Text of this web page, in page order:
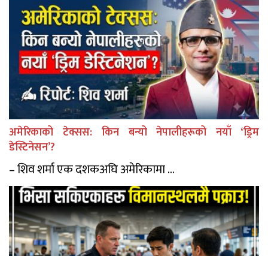
अमेरिकाको टेक्सस: किन बन्यो नेपालीहरूको नयाँ ‘ड्रिम
डेस्टिनेसन’?
– शिव शर्मा एक दशकअघि अमेरिकामा ...